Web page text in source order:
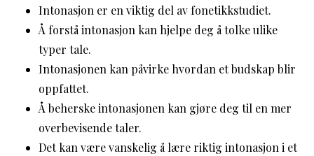
Intonasjon er en viktig del av fonetikkstudiet.
Å forstå intonasjon kan hjelpe deg å tolke ulike
typer tale.
Intonasjonen kan påvirke hvordan et budskap blir
oppfattet.
Å beherske intonasjonen kan gjøre deg til en mer
overbevisende taler.
Det kan være vanskelig å lære riktig intonasjon i et